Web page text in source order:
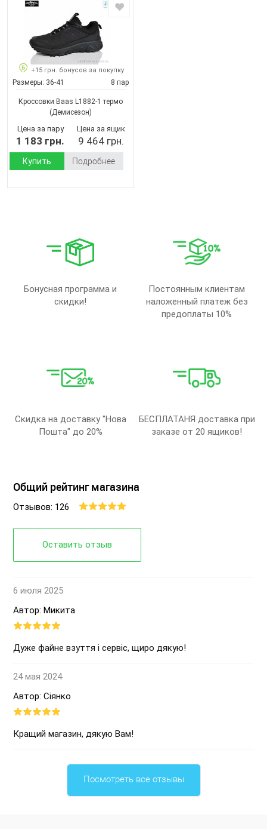
+15 грн. бонусов за покупку
Размеры: 36-41 8 пар
Кроссовки Baas L1882-1 термо
(Демисезон)
Цена за пару
1 183 грн.
Цена за ящик
9 464 грн.
Купить Подробнее
Бонусная программа и
скидки!
Постоянным клиентам
наложенный платеж без
предоплаты 10%
Скидка на доставку "Нова
Пошта" до 20%
БЕСПЛАТАНЯ доставка при
заказе от 20 ящиков!
Общий рейтинг магазина
Отзывов: 126
Оставить отзыв
6 июля 2025
Автор: Микита
Дуже файне взуття і сервіс, щиро дякую!
24 мая 2024
Автор: Сіянко
Кращий магазин, дякую Вам!
Посмотреть все отзывы